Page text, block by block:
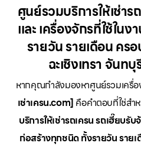
ศูนย์รวมบริการให้เช่าร
และ เครื่องจักรที่ใช้ใน
รายวัน รายเดือน คร
ฉะเชิงเทรา จันท
หากคุณกำลังมองหาศูนย์รวมเครื่
เช่าเครน.com] คือคำตอบที่ใช่สำ
บริการให้เช่ารถเครน รถเฮี๊ยบรับ
ก่อสร้างทุกชนิด ทั้งรายวัน รายเ